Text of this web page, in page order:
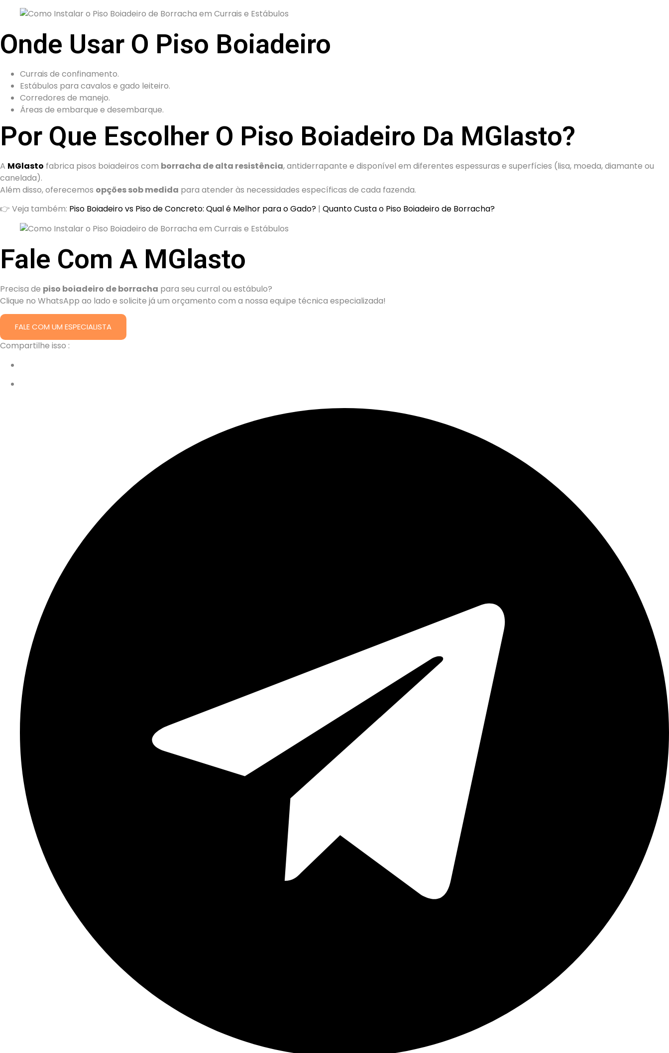
Onde Usar O Piso Boiadeiro
Currais de confinamento.
Estábulos para cavalos e gado leiteiro.
Corredores de manejo.
Áreas de embarque e desembarque.
Por Que Escolher O Piso Boiadeiro Da MGlasto?
A MGlasto fabrica pisos boiadeiros com borracha de alta resistência, antiderrapante e disponível em diferentes espessuras e superfícies (lisa, moeda, diamante ou
canelada).
Além disso, oferecemos opções sob medida para atender às necessidades específicas de cada fazenda.
👉 Veja também: Piso Boiadeiro vs Piso de Concreto: Qual é Melhor para o Gado? | Quanto Custa o Piso Boiadeiro de Borracha?
Fale Com A MGlasto
Precisa de piso boiadeiro de borracha para seu curral ou estábulo?
Clique no WhatsApp ao lado e solicite já um orçamento com a nossa equipe técnica especializada!
FALE COM UM ESPECIALISTA
Compartilhe isso :